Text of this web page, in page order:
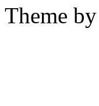
Theme